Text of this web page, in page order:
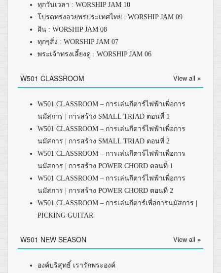
ทุกวันเวลา : WORSHIP JAM 10
โปรดทรงอวยพรประเทศไทย : WORSHIP JAM 09
ฝัน : WORSHIP JAM 08
ทุกๆสิ่ง : WORSHIP JAM 07
พระเจ้าทรงเลี้ยงดู : WORSHIP JAM 06
W501 CLASSROOM View all »
W501 CLASSROOM – การเล่นกีตาร์ไฟฟ้าเพื่อการ
นมัสการ | การสร้าง SMALL TRIAD ตอนที่ 1
W501 CLASSROOM – การเล่นกีตาร์ไฟฟ้าเพื่อการ
นมัสการ | การสร้าง SMALL TRIAD ตอนที่ 2
W501 CLASSROOM – การเล่นกีตาร์ไฟฟ้าเพื่อการ
นมัสการ | การสร้าง POWER CHORD ตอนที่ 1
W501 CLASSROOM – การเล่นกีตาร์ไฟฟ้าเพื่อการ
นมัสการ | การสร้าง POWER CHORD ตอนที่ 2
W501 CLASSROOM – การเล่นกีตาร์เพื่อการนมัสการ |
PICKING GUITAR
W501 NEW SEASON View all »
องค์บริสุทธิ์ เรารักพระองค์